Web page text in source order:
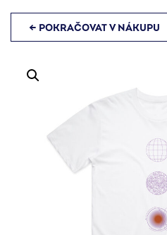
← POKRAČOVAT V NÁKUPU